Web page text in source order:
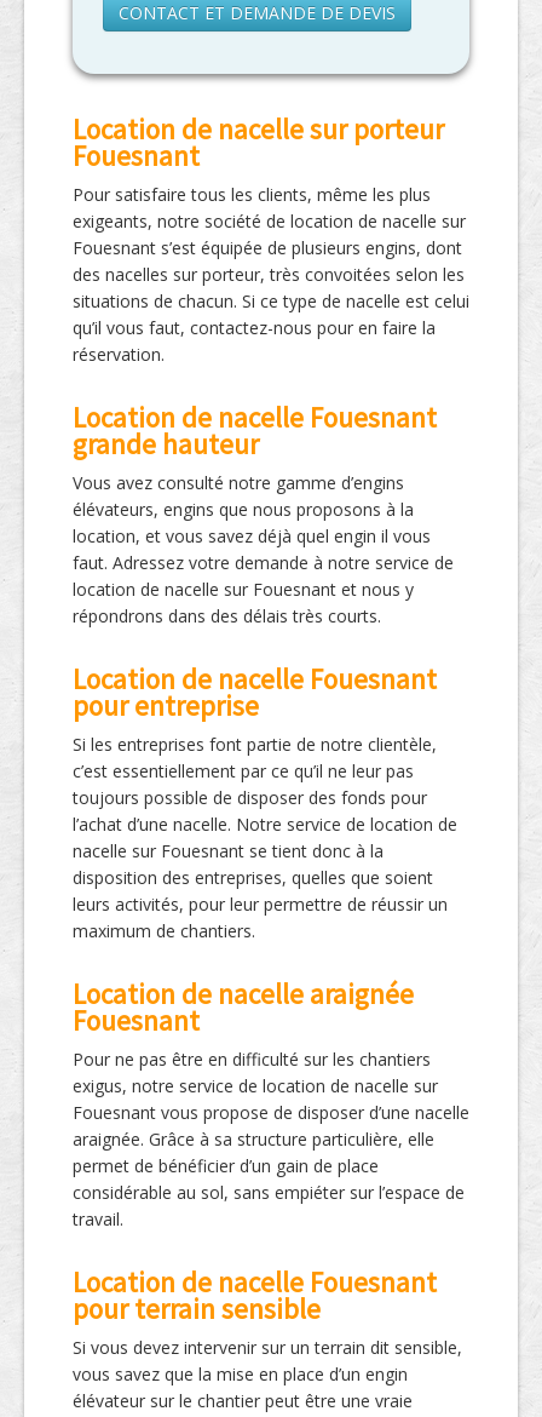
CONTACT ET DEMANDE DE DEVIS
Location de nacelle sur porteur
Fouesnant
Pour satisfaire tous les clients, même les plus
exigeants, notre société de location de nacelle sur
Fouesnant s’est équipée de plusieurs engins, dont
des nacelles sur porteur, très convoitées selon les
situations de chacun. Si ce type de nacelle est celui
qu’il vous faut, contactez-nous pour en faire la
réservation.
Location de nacelle Fouesnant
grande hauteur
Vous avez consulté notre gamme d’engins
élévateurs, engins que nous proposons à la
location, et vous savez déjà quel engin il vous
faut. Adressez votre demande à notre service de
location de nacelle sur Fouesnant et nous y
répondrons dans des délais très courts.
Location de nacelle Fouesnant
pour entreprise
Si les entreprises font partie de notre clientèle,
c’est essentiellement par ce qu’il ne leur pas
toujours possible de disposer des fonds pour
l’achat d’une nacelle. Notre service de location de
nacelle sur Fouesnant se tient donc à la
disposition des entreprises, quelles que soient
leurs activités, pour leur permettre de réussir un
maximum de chantiers.
Location de nacelle araignée
Fouesnant
Pour ne pas être en difficulté sur les chantiers
exigus, notre service de location de nacelle sur
Fouesnant vous propose de disposer d’une nacelle
araignée. Grâce à sa structure particulière, elle
permet de bénéficier d’un gain de place
considérable au sol, sans empiéter sur l’espace de
travail.
Location de nacelle Fouesnant
pour terrain sensible
Si vous devez intervenir sur un terrain dit sensible,
vous savez que la mise en place d’un engin
élévateur sur le chantier peut être une vraie